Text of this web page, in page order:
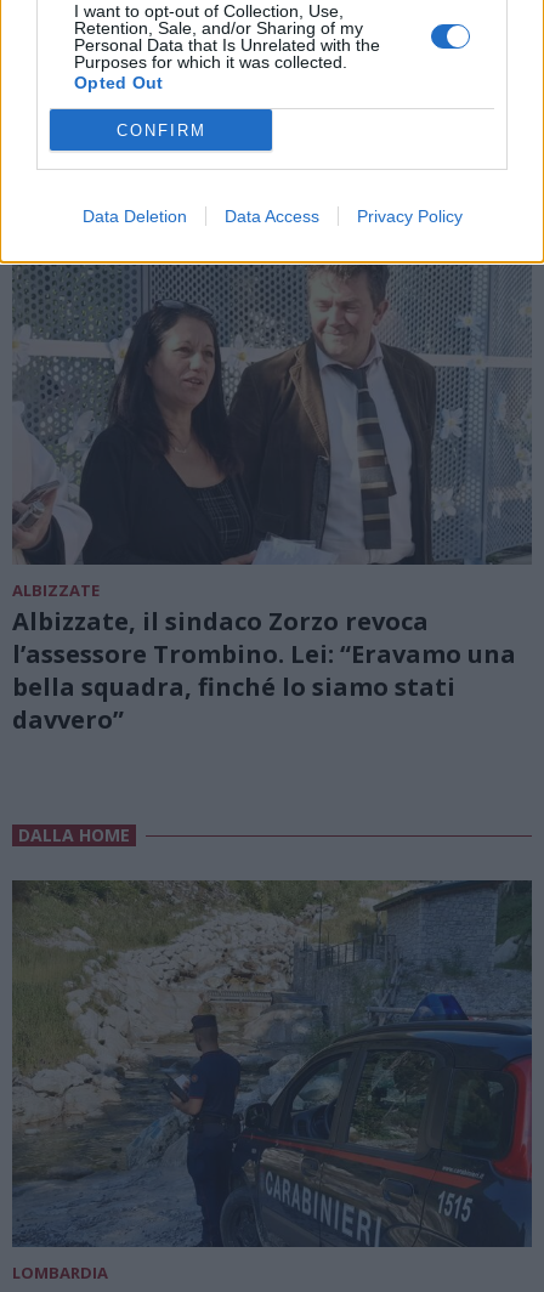
I want to opt-out of Collection, Use,
Retention, Sale, and/or Sharing of my
Personal Data that Is Unrelated with the
Purposes for which it was collected.
Opted Out
CONFIRM
Data Deletion Data Access Privacy Policy
è il nuovo assessore, Matteo Rizzi
capogruppo. Zorzo fa il punto sui
cantieri
ALBIZZATE
Albizzate, il sindaco Zorzo revoca
l’assessore Trombino. Lei: “Eravamo una
bella squadra, finché lo siamo stati
davvero”
DALLA HOME
LOMBARDIA